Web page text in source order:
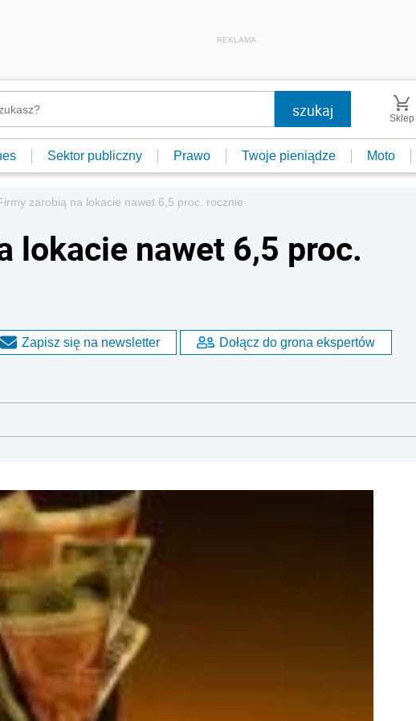
REKLAMA
Sklep
Sektor publiczny Prawo Twoje pieniądze Moto
zarobią na lokacie nawet 6,5 proc. rocznie
lokacie nawet 6,5 proc.
Zapisz się na newsletter Dołącz do grona ekspertów